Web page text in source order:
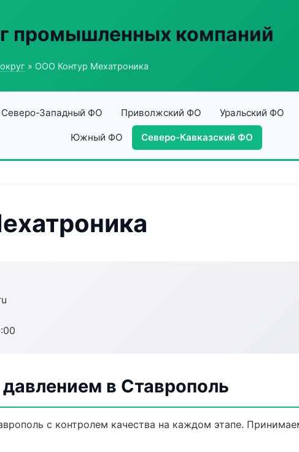
промышленных компаний
» ООО Контур Мехатроника
Северо-Западный ФО Приволжский ФО Уральский ФО
Южный ФО Северо-Кавказский ФО
в Ставрополь
с контролем качества на каждом этапе.